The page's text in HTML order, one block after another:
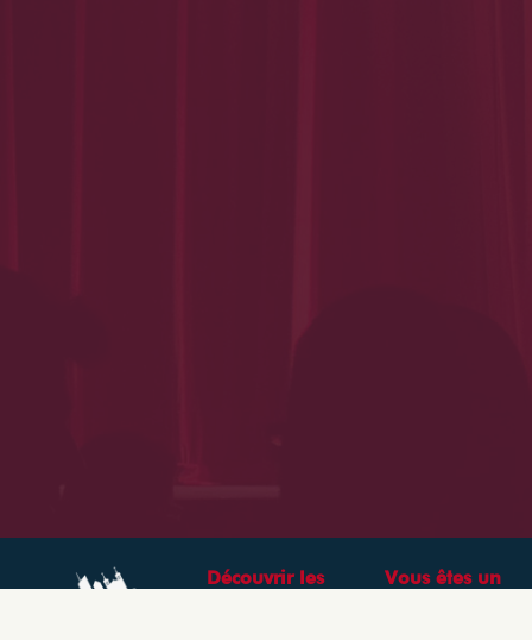
Découvrir les
Vous êtes un